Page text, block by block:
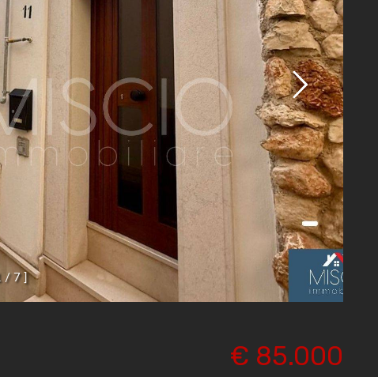
/ 7
€ 85.000